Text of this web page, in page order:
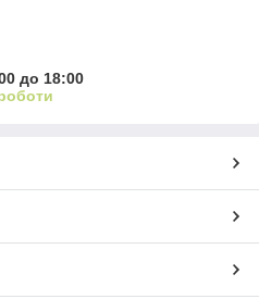
до 18:00